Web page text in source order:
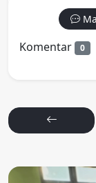
Komentar 0